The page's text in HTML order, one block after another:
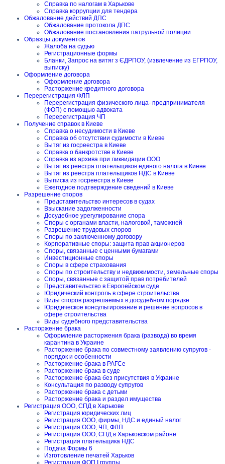
Справка по налогам в Харькове
Справка коррупции для тендера
Обжалование действий ДПС
Обжалование протокола ДПС
Обжалование постановления патрульной полиции
Образцы документов
Жалоба на судью
Регистрационные формы
Бланки, Запрос на витяг з ЄДРПОУ, (извлечение из ЕГРПОУ,
выписку)
Оформление договора
Оформление договора
Расторжение кредитного договора
Перерегистрация ФЛП
Перерегистрация физического лица- предпринимателя
(ФОП) с помощью адвоката
Перерегистрация ЧП
Получение справок в Киеве
Справка о несудимости в Киеве
Справка об отсутствии судимости в Киеве
Вытяг из госреестра в Киеве
Справка о банкротстве в Киеве
Справка из архива при ликвидации ООО
Вытяг из реестра плательщиков единого налога в Киеве
Вытяг из реестра плательщиков НДС в Киеве
Выписка из госреестра в Киеве
Ежегодное подтверждение сведений в Киеве
Разрешение споров
Представительство интересов в судах
Взыскание задолженности
Досудебное урегулирование спора
Споры с органами власти, налоговой, таможней
Разрешение трудовых споров
Споры по заключенному договору
Корпоративные споры: защита прав акционеров
Споры, связанные с ценными бумагами
Инвестиционные споры
Споры в сфере страхования
Споры по строительству и недвижимости, земельные споры
Споры, связанные с защитой прав потребителей
Представительство в Европейском суде
Юридический контроль в сфере строительства
Виды споров разрешаемых в досудебном порядке
Юридическое консультирование и решение вопросов в
сфере строительства
Виды судебного представительства
Расторжение брака
Оформление расторжения брака (развода) во время
карантина в Украине
Расторжение брака по совместному заявлению супругов -
порядок и особенности
Расторжение брака в РАГСе
Расторжение брака в суде
Расторжение брака без присутствия в Украине
Консультация по разводу супругов
Расторжение брака с детьми
Расторжение брака и раздел имущества
Регистрация ООО, СПД в Харькове
Регистрация юридических лиц
Регистрация ООО, фирмы, НДС и единый налог
Регистрация ООО, ЧП, ФЛП
Регистрация ООО, СПД в Харьковском районе
Регистрация плательщика НДС
Подача Формы 6
Изготовление печатей Харьков
Регистрация ФОП I группы